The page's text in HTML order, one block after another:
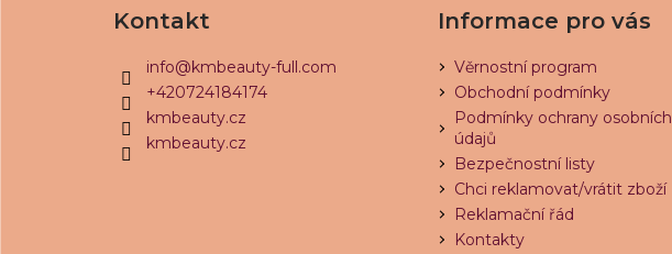
Kontakt
info@kmbeauty-full.com
+420724184174
kmbeauty.cz
kmbeauty.cz
Informace pro vás
Věrnostní program
Obchodní podmínky
Podmínky ochrany osobních
údajů
Bezpečnostní listy
Chci reklamovat/vrátit zboží
Reklamační řád
Kontakty